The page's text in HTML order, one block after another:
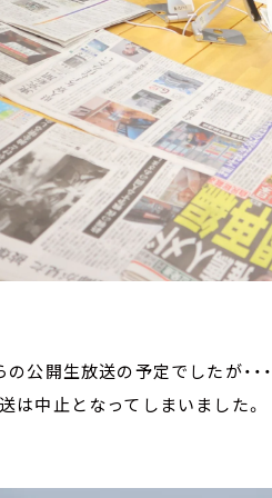
公開生放送の予定でしたが・・
は中止となってしまいました。